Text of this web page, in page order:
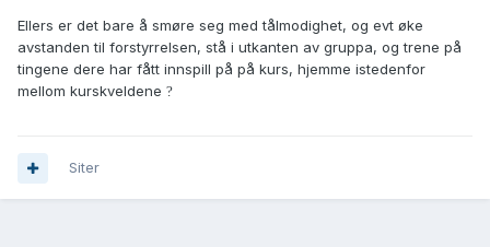
Ellers er det bare å smøre seg med tålmodighet, og evt øke
avstanden til forstyrrelsen, stå i utkanten av gruppa, og trene på
tingene dere har fått innspill på på kurs, hjemme istedenfor
mellom kurskveldene ?
Siter